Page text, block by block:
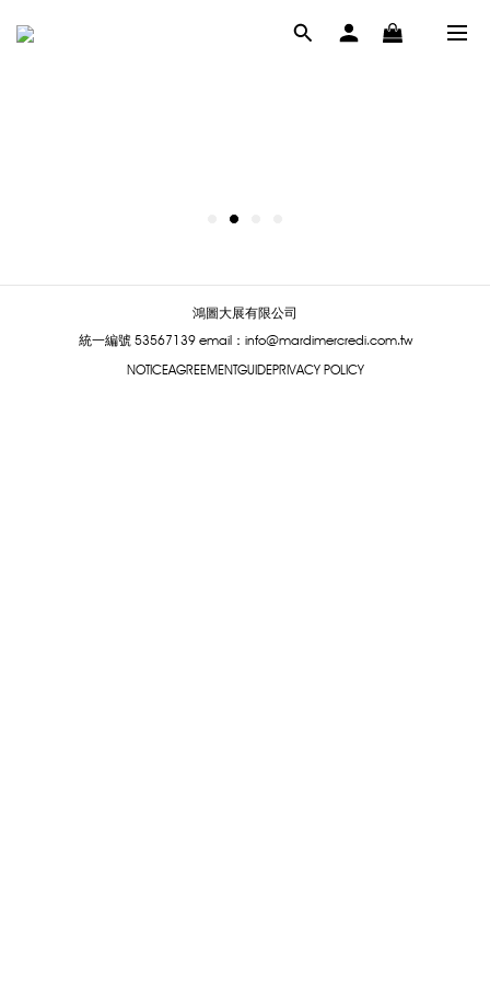
鴻圖大展有限公司
統一編號 53567139 email：info@mardimercredi.com.tw
NOTICEAGREEMENTGUIDEPRIVACY POLICY